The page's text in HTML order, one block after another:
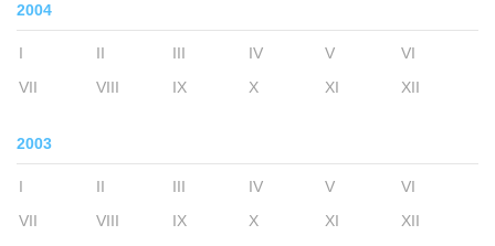
2004
I II III IV V
VI
VII
VIII IX X XI XII
2003
I II III IV V
VI
VII
VIII IX X XI XII